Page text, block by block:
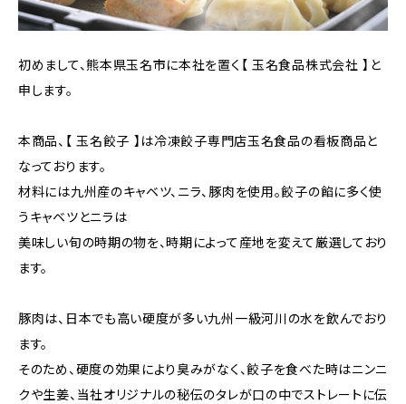
初めまして、熊本県玉名市に本社を置く【 玉名食品株式会社 】と
申します。
本商品、【 玉名餃子 】は冷凍餃子専門店玉名食品の看板商品と
なっております。
材料には九州産のキャベツ、ニラ、豚肉を使用。餃子の餡に多く使
うキャベツとニラは
美味しい旬の時期の物を、時期によって産地を変えて厳選しており
ます。
豚肉は、日本でも高い硬度が多い九州一級河川の水を飲んでおり
ます。
そのため、硬度の効果により臭みがなく、餃子を食べた時はニンニ
クや生姜、当社オリジナルの秘伝のタレが口の中でストレートに伝